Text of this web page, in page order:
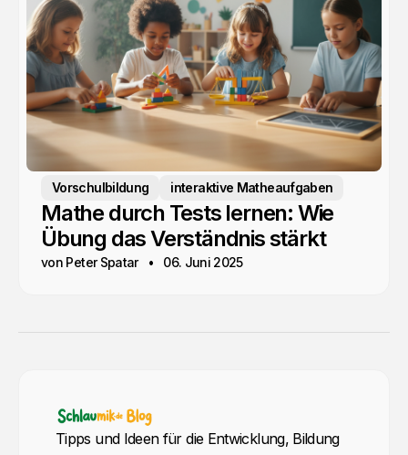
Vorschulbildung interaktive Matheaufgaben
Mathe durch Tests lernen: Wie
Übung das Verständnis stärkt
von Peter Spatar 06. Juni 2025
Tipps und Ideen für die Entwicklung, Bildung